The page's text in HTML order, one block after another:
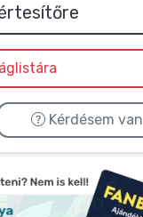
Kérdésem van